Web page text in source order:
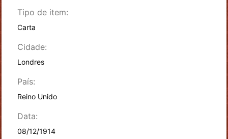
Tipo de item:
Carta
Cidade:
Londres
País:
Reino Unido
Data:
08/12/1914